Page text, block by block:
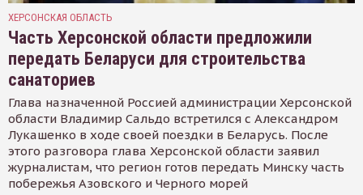
ХЕРСОНСКАЯ ОБЛАСТЬ
Часть Херсонской области предложили
передать Беларуси для строительства
санаториев
Глава назначенной Россией администрации Херсонской
области Владимир Сальдо встретился с Александром
Лукашенко в ходе своей поездки в Беларусь. После
этого разговора глава Херсонской области заявил
журналистам, что регион готов передать Минску часть
побережья Азовского и Черного морей